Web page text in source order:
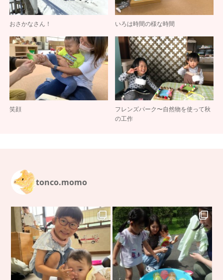
おさかなさん！ いろは時間の様な時間
笑顔
フレンズパーク〜自然物を使って秋
の工作
tonco.momo